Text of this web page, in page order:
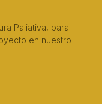
Paliativa, para
en nuestro